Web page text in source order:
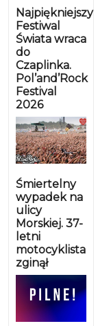
Najpiękniejszy
Festiwal
Świata wraca
do
Czaplinka.
Pol’and’Rock
Festival
2026
Śmiertelny
wypadek na
ulicy
Morskiej. 37-
letni
motocyklista
zginął